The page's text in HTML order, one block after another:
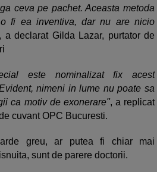
ceva pe pachet. Aceasta metoda
fi ea inventiva, dar nu are nicio
, a declarat Gilda Lazar, purtator de
este nominalizat fix acest
nimeni in lume nu poate sa
ca motiv de exonerare", a replicat
cuvant OPC Bucuresti.
greu, ar putea fi chiar mai
sunt de parere doctorii.